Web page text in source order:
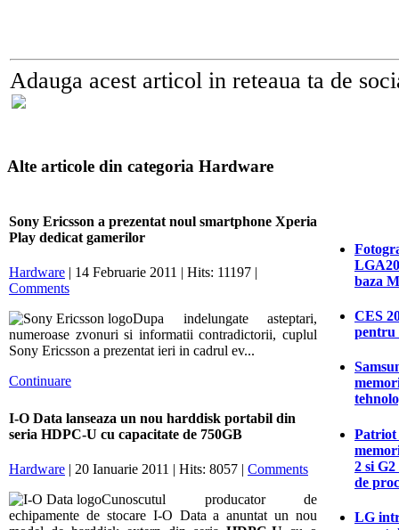
Adauga acest articol in reteaua ta de
Alte articole din categoria Hardware
Sony Ericsson a prezentat noul smartphone Xperia
Play dedicat gamerilor
Hardware | 14 Februarie 2011 | Hits: 11197 |
Comments
Dupa indelungate asteptari,
numeroase zvonuri si informatii contradictorii, cuplul
Sony Ericsson a prezentat ieri in cadrul ev...
Continuare
I-O Data lanseaza un nou harddisk portabil din
seria HDPC-U cu capacitate de 750GB
Hardware | 20 Ianuarie 2011 | Hits: 8057 | Comments
Cunoscutul producator de
echipamente de stocare I-O Data a anuntat un nou
baza
CES
pentru
Patriot
2 si
de
LG